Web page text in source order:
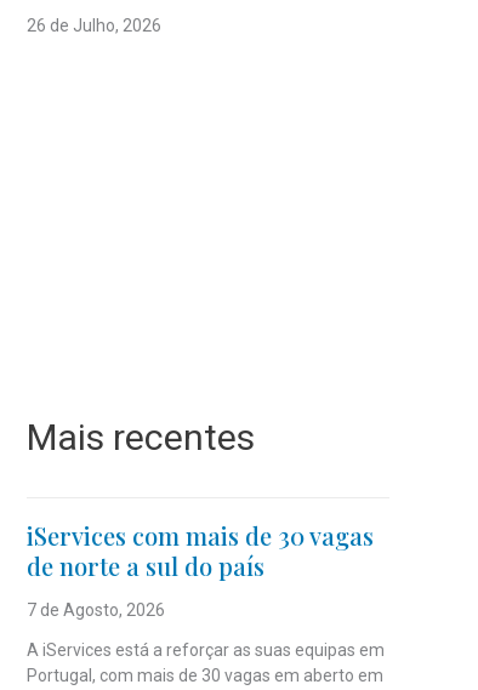
26 de Julho, 2026
Mais recentes
iServices com mais de 30 vagas
de norte a sul do país
7 de Agosto, 2026
A iServices está a reforçar as suas equipas em
Portugal, com mais de 30 vagas em aberto em